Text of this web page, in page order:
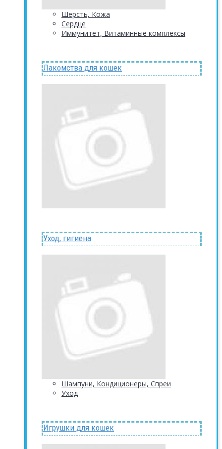
Шерсть, Кожа
Сердце
Иммунитет, Витаминные комплексы
Лакомства для кошек
Уход, гигиена
Шампуни, Кондиционеры, Спреи
Уход
Игрушки для кошек